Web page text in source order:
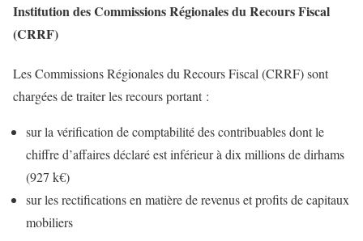
Institution des Commissions Régionales du Recours Fiscal
(CRRF)
Les Commissions Régionales du Recours Fiscal (CRRF) sont
chargées de traiter les recours portant :
sur la vérification de comptabilité des contribuables dont le
chiffre d’affaires déclaré est inférieur à dix millions de dirhams
(927 k€)
sur les rectifications en matière de revenus et profits de capitaux
mobiliers